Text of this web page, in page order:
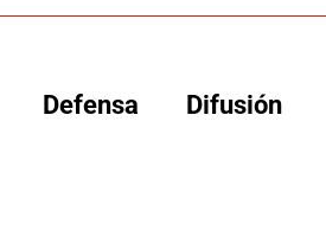
Defensa Difusión